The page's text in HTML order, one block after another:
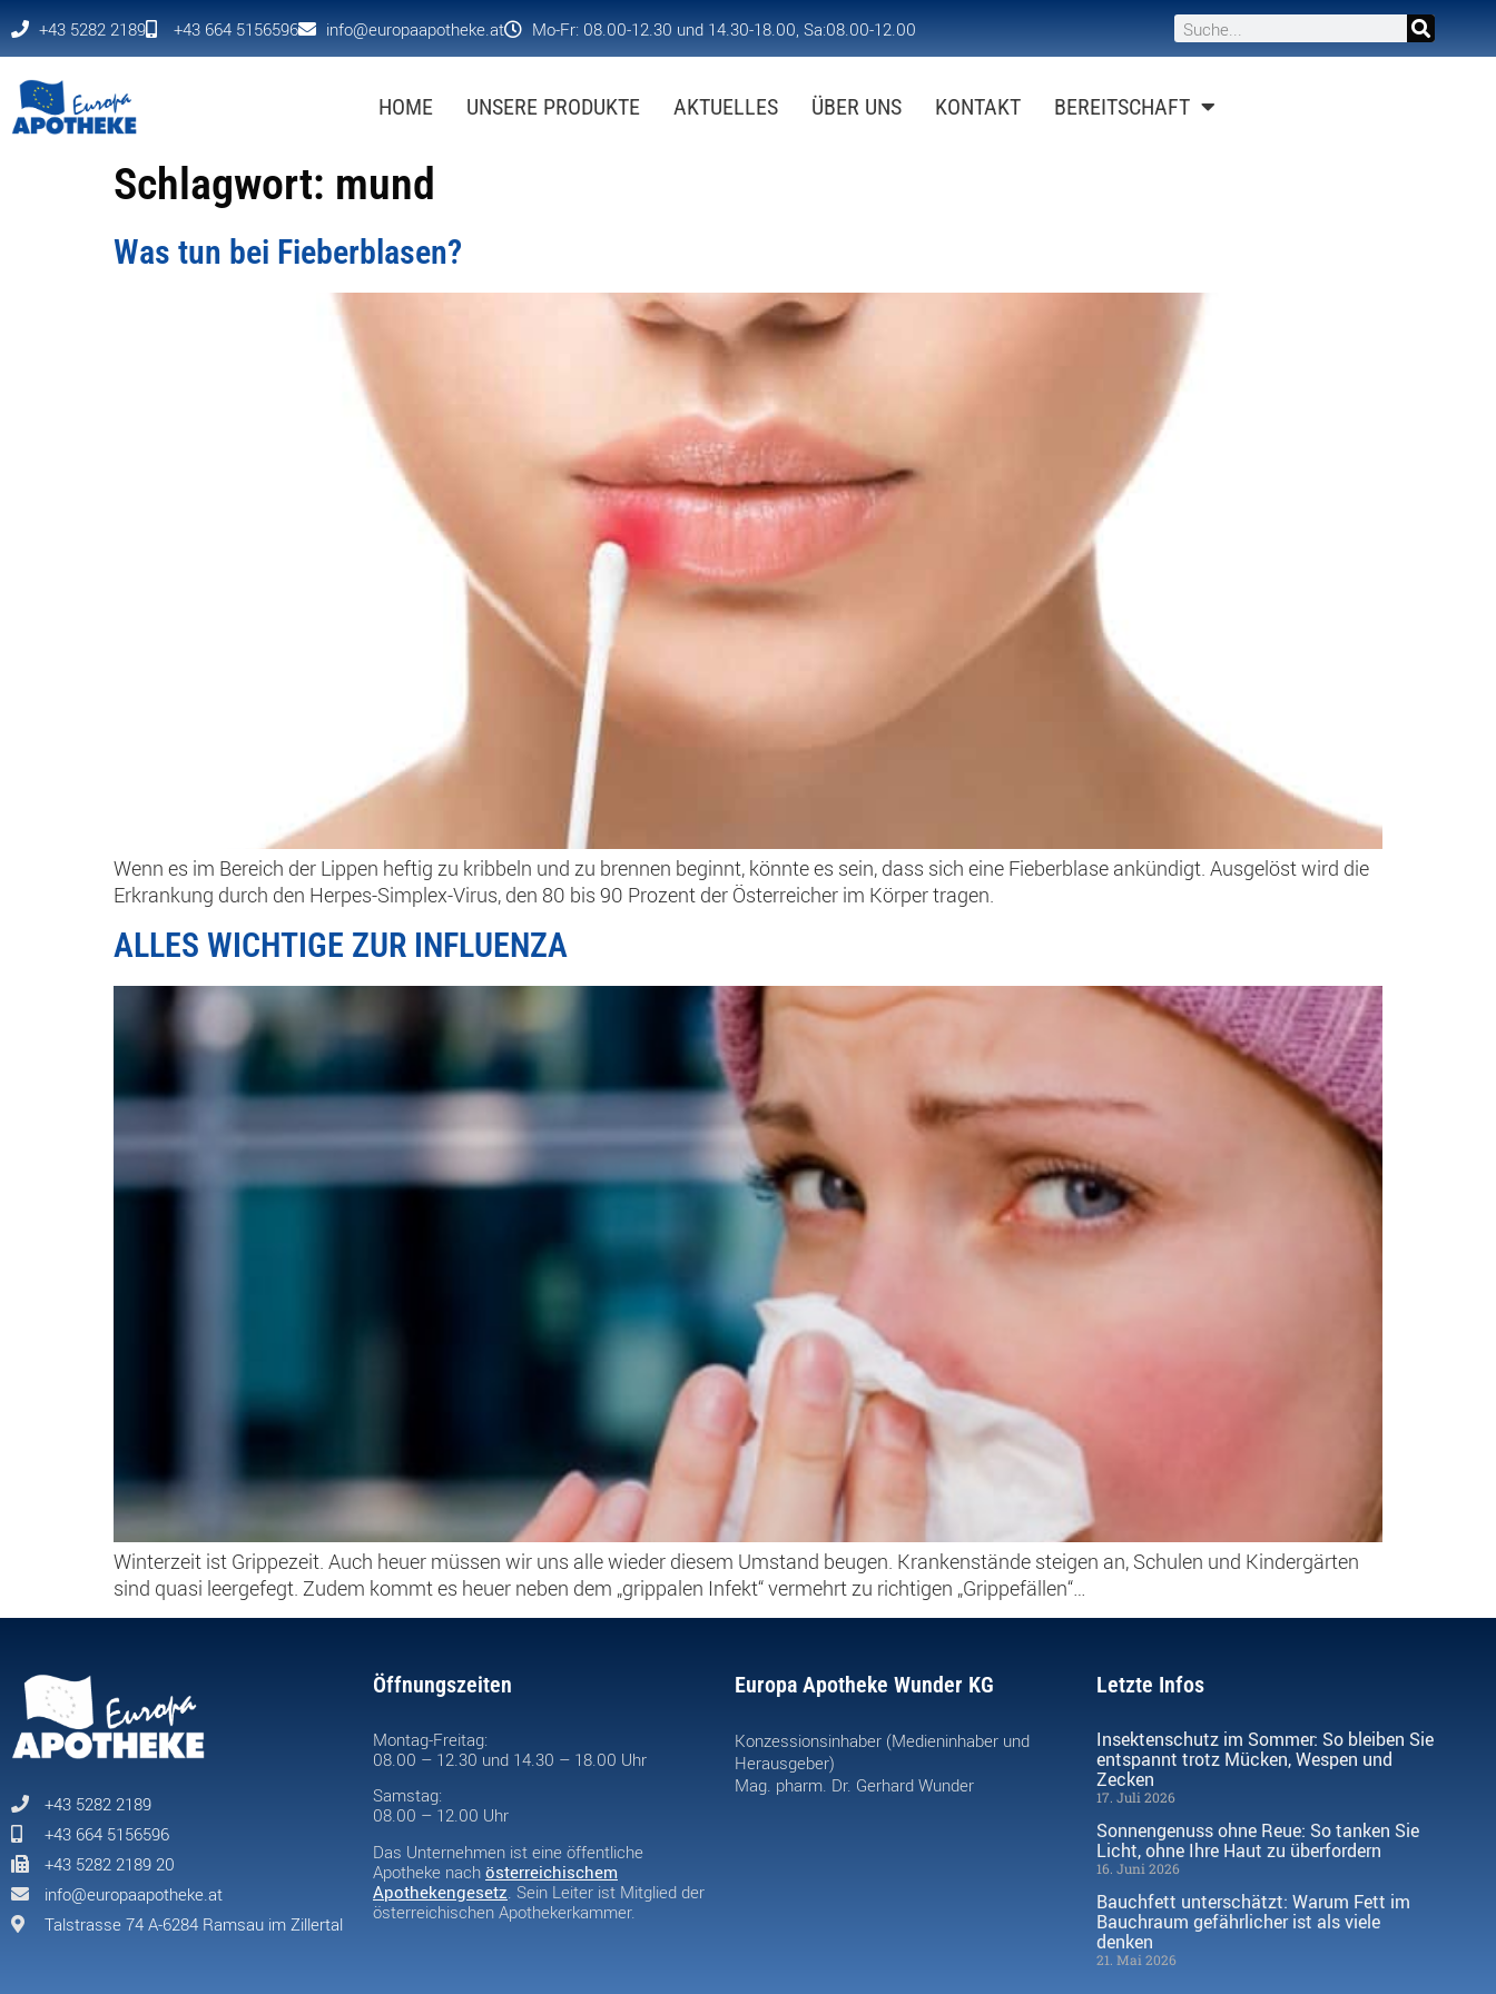
+43 5282 2189 +43 664 5156596 info@europaapotheke.at Mo-Fr: 08.00-12.30 und 14.30-18.00, Sa:08.00-12.00
HOME UNSERE PRODUKTE AKTUELLES ÜBER UNS KONTAKT BEREITSCHAFT
Schlagwort: mund
Was tun bei Fieberblasen?
Wenn es im Bereich der Lippen heftig zu kribbeln und zu brennen beginnt, könnte es sein, dass sich eine Fieberblase ankündigt. Ausgelöst wird die
Erkrankung durch den Herpes-Simplex-Virus, den 80 bis 90 Prozent der Österreicher im Körper tragen.
ALLES WICHTIGE ZUR INFLUENZA
Winterzeit ist Grippezeit. Auch heuer müssen wir uns alle wieder diesem Umstand beugen. Krankenstände steigen an, Schulen und Kindergärten
sind quasi leergefegt. Zudem kommt es heuer neben dem „grippalen Infekt“ vermehrt zu richtigen „Grippefällen“…
+43 5282 2189
+43 664 5156596
+43 5282 2189 20
info@europaapotheke.at
Talstrasse 74 A-6284 Ramsau im Zillertal
Öffnungszeiten
Montag-Freitag:
08.00 – 12.30 und 14.30 – 18.00 Uhr
Samstag:
08.00 – 12.00 Uhr
Das Unternehmen ist eine öffentliche
Apotheke nach österreichischem
Apothekengesetz . Sein Leiter ist Mitglied der
österreichischen Apothekerkammer.
Europa Apotheke Wunder KG
Konzessionsinhaber (Medieninhaber und
Herausgeber)
Mag. pharm. Dr. Gerhard Wunder
Letzte Infos
Insektenschutz im Sommer: So bleiben Sie
entspannt trotz Mücken, Wespen und
Zecken
17. Juli 2026
Sonnengenuss ohne Reue: So tanken Sie
Licht, ohne Ihre Haut zu überfordern
16. Juni 2026
Bauchfett unterschätzt: Warum Fett im
Bauchraum gefährlicher ist als viele
denken
21. Mai 2026